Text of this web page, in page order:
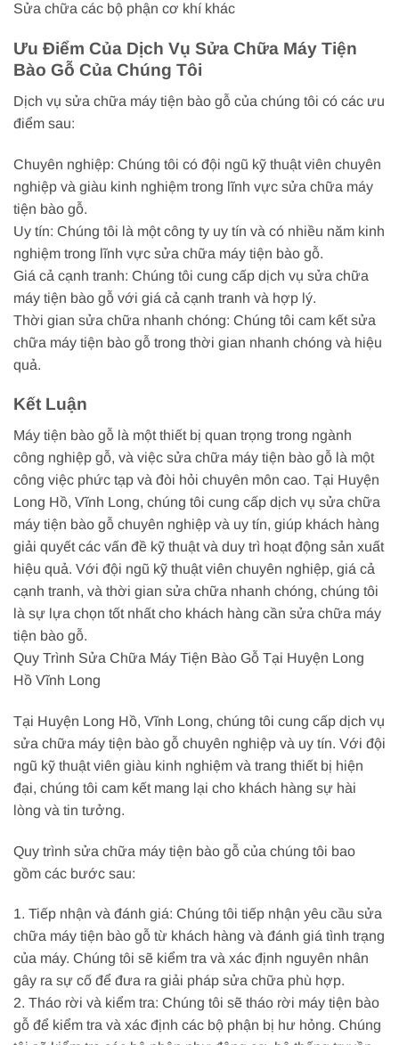
Sửa chữa các bộ phận cơ khí khác
Ưu Điểm Của Dịch Vụ Sửa Chữa Máy Tiện
Bào Gỗ Của Chúng Tôi
Dịch vụ sửa chữa máy tiện bào gỗ của chúng tôi có các ưu
điểm sau:
Chuyên nghiệp: Chúng tôi có đội ngũ kỹ thuật viên chuyên
nghiệp và giàu kinh nghiệm trong lĩnh vực sửa chữa máy
tiện bào gỗ.
Uy tín: Chúng tôi là một công ty uy tín và có nhiều năm kinh
nghiệm trong lĩnh vực sửa chữa máy tiện bào gỗ.
Giá cả cạnh tranh: Chúng tôi cung cấp dịch vụ sửa chữa
máy tiện bào gỗ với giá cả cạnh tranh và hợp lý.
Thời gian sửa chữa nhanh chóng: Chúng tôi cam kết sửa
chữa máy tiện bào gỗ trong thời gian nhanh chóng và hiệu
quả.
Kết Luận
Máy tiện bào gỗ là một thiết bị quan trọng trong ngành
công nghiệp gỗ, và việc sửa chữa máy tiện bào gỗ là một
công việc phức tạp và đòi hỏi chuyên môn cao. Tại Huyện
Long Hồ, Vĩnh Long, chúng tôi cung cấp dịch vụ sửa chữa
máy tiện bào gỗ chuyên nghiệp và uy tín, giúp khách hàng
giải quyết các vấn đề kỹ thuật và duy trì hoạt động sản xuất
hiệu quả. Với đội ngũ kỹ thuật viên chuyên nghiệp, giá cả
cạnh tranh, và thời gian sửa chữa nhanh chóng, chúng tôi
là sự lựa chọn tốt nhất cho khách hàng cần sửa chữa máy
tiện bào gỗ.
Quy Trình Sửa Chữa Máy Tiện Bào Gỗ Tại Huyện Long
Hồ Vĩnh Long
Tại Huyện Long Hồ, Vĩnh Long, chúng tôi cung cấp dịch vụ
sửa chữa máy tiện bào gỗ chuyên nghiệp và uy tín. Với đội
ngũ kỹ thuật viên giàu kinh nghiệm và trang thiết bị hiện
đại, chúng tôi cam kết mang lại cho khách hàng sự hài
lòng và tin tưởng.
Quy trình sửa chữa máy tiện bào gỗ của chúng tôi bao
gồm các bước sau:
1. Tiếp nhận và đánh giá: Chúng tôi tiếp nhận yêu cầu sửa
chữa máy tiện bào gỗ từ khách hàng và đánh giá tình trạng
của máy. Chúng tôi sẽ kiểm tra và xác định nguyên nhân
gây ra sự cố để đưa ra giải pháp sửa chữa phù hợp.
2. Tháo rời và kiểm tra: Chúng tôi sẽ tháo rời máy tiện bào
gỗ để kiểm tra và xác định các bộ phận bị hư hỏng. Chúng